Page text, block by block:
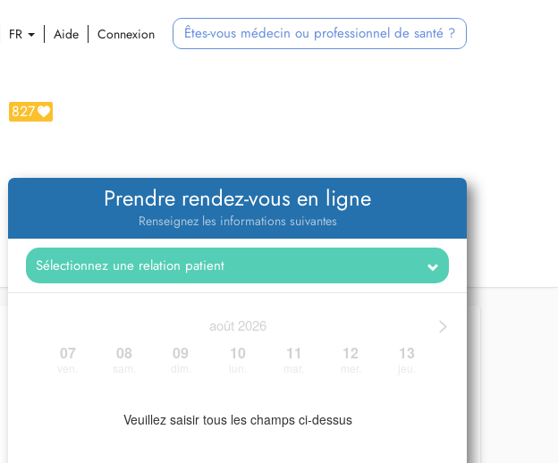
FR Aide Connexion Êtes-vous médecin ou professionnel de santé ?
827
Prendre rendez-vous en ligne
Renseignez les informations suivantes
>
août 2026
07 08 09 10 11 12 13
Veuillez saisir tous les champs ci-dessus